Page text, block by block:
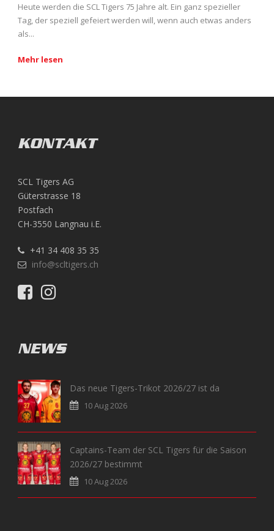
Heute werden die SCL Tigers 75 Jahre alt. Ein ganz spezieller
Tag, der speziell gefeiert werden will, wenn auch etwas anders
als...
Mehr lesen
KONTAKT
SCL Tigers AG
Güterstrasse 18
Postfach
CH-3550 Langnau i.E.
+41 34 408 35 35
info@scltigers.ch
NEWS
Das neue Tigers-Trikot 2026/27 ist da
10 Aug 2026
Captains-Team der SCL Tigers für die Saison
2026/27 bestimmt
10 Aug 2026